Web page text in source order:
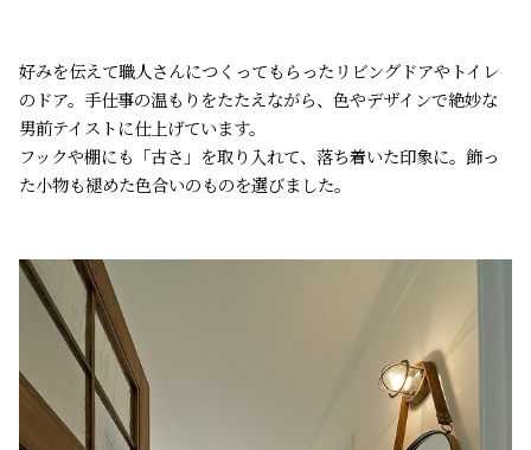
好みを伝えて職人さんにつくってもらったリビングドアやトイレ
のドア。手仕事の温もりをたたえながら、色やデザインで絶妙な
男前テイストに仕上げています。
フックや棚にも「古さ」を取り入れて、落ち着いた印象に。飾っ
た小物も褪めた色合いのものを選びました。